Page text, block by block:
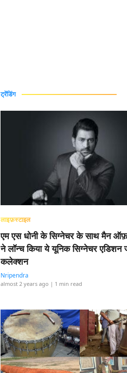
ट्रेंडिंग
लाइफ़स्टाइल
एम एस धोनी के सिग्नेचर के साथ मैन ऑफ़
ने लॉन्च किया ये यूनिक सिग्नेचर एडिशन
कलेक्शन
Nripendra
almost 2 years ago | 1 min read